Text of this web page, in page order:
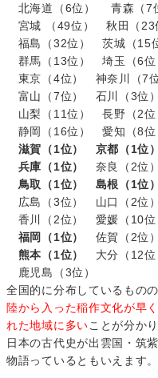
北海道（6位） 青森（7
宮城 （49位） 秋田（23
福島（32位） 茨城（15
群馬（13位） 埼玉（6位
東京（4位） 神奈川（7
富山（7位） 石川（3位
山梨（11位） 長野（2位
静岡（16位） 愛知（8位
滋賀（1位） 京都（1位
兵庫（1位）
奈良（2位
鳥取（1位） 島根（1位）
広島（3位） 山口（2位
香川（2位） 愛媛（10位
福岡（1位）
佐賀（2位
熊本（1位）
大分（12位
鹿児島（3位）
全国的に分布しているもの
陸から入った稲作文化が早
れた地域に多いことが分かり
日本の古代史が出雲国・筑
物語っているともいえます。